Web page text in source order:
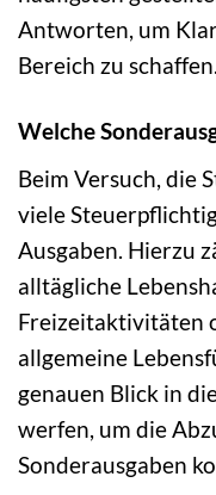
Antworten, um
Bereich zu schaffen.
Welche
Beim Versuch, die
viele
Ausgaben. Hierzu
alltägliche
Freizeitaktivitäten
allgemeine
genauen Blick in
werfen, um die
Sonderausgaben